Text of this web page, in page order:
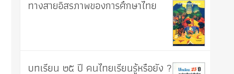
ทางสายอิสรภาพของการศึกษาไทย
บทเรียน ๒๕ ปี คนไทยเรียนรู้หรือยัง ?